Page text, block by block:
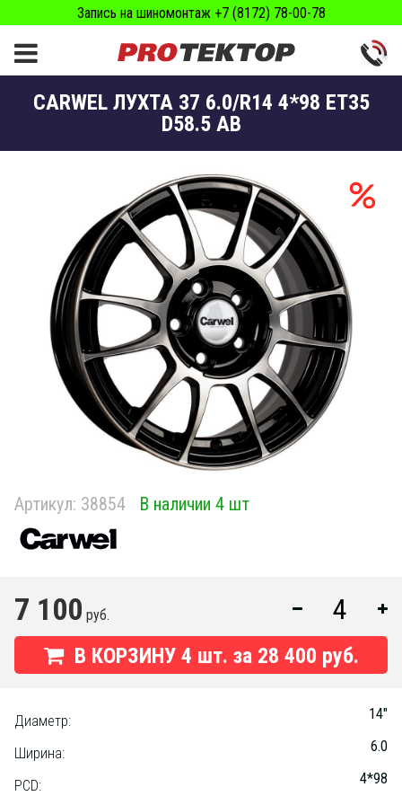
Запись на шиномонтаж +7 (8172) 78-00-78
CARWEL ЛУХТА 37 6.0/R14 4*98 ET35
D58.5 АВ
Артикул: 38854 В наличии 4 шт
7 100 руб.
В КОРЗИНУ 4 шт. за 28 400 руб.
Диаметр: 14"
Ширина: 6.0
PCD:
4*98